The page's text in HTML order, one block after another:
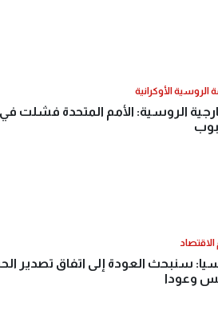
الروسية الأوكرانية
الروسية: الأمم المتحدة فشلت
الاقتصاد
سنبحث العودة إلى اتفاق تصدير
وعودا